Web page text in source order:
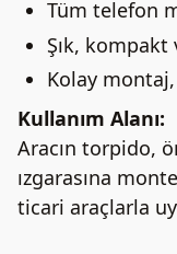
Tüm telefon
Şık,
Kolay
Kullanım Alanı:
Aracın torpido,
ızgarasına
ticari araçlarla